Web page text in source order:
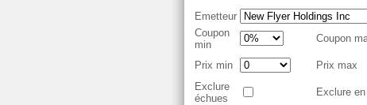
Emetteur
Coupon
min
Coupon
Prix min Prix max
Exclure
échues
Exclure